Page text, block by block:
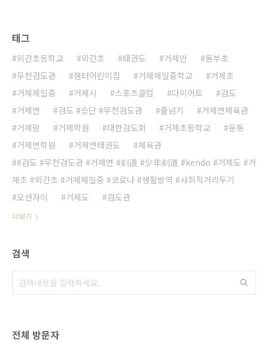
태그
외간초등학교 외간초 태권도 거제만
동부초
무천검도관
샘터어린이집 거제제일중학교
거제초
거제제일중
거제시 스포츠클럽 다이어트
검도
거제면
검도 #승단 #무천검도관 줄넘기
거제면체육관
거제맘
거제학원 대한검도회 거제초등학교
운동
거제면학원
거제면태권도
체육관
#검도 #무천검도관 #거제면 #剣道 #少年剣道 #kendo #거제도 #거
제초 #외간초 #거제제일중 #코로나 #생활방역 #사회적거리두기
오션자이
거제도 검도관
더보기
검색
전체 방문자